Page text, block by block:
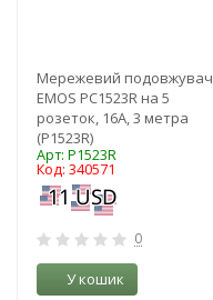
Мережевий подовжувач
EMOS PC1523R на 5
розеток, 16А, 3 метра
(P1523R)
Арт: P1523R
Код: 340571
0
У кошик